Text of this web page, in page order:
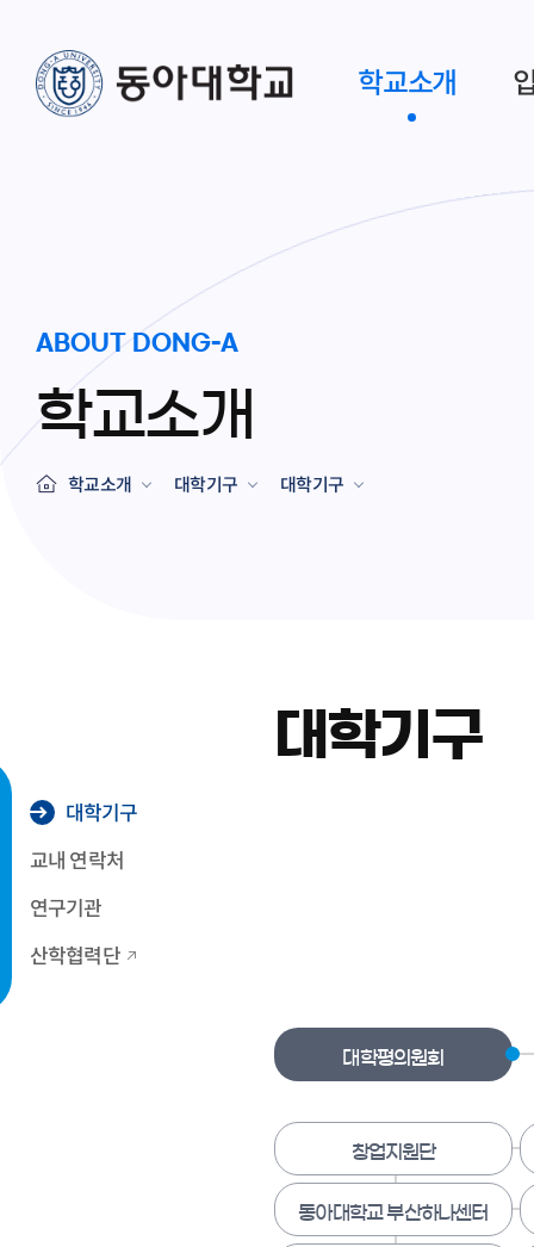
학교소개
ABOUT DONG-A
학교소개
학교소개 대학기구 대학기구
대학기구
교내 연락처
연구기관
산학협력단
대학기구
대학평의원회
창업지원단
동아대학교 부산하나센터